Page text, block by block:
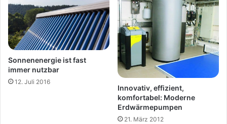
Sonnenenergie ist fast
immer nutzbar
12. Juli 2016
Innovativ, effizient,
komfortabel: Moderne
Erdwärmepumpen
21. März 2012